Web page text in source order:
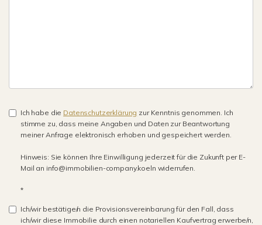
Ich habe die Datenschutzerklärung zur Kenntnis genommen. Ich
stimme zu, dass meine Angaben und Daten zur Beantwortung
meiner Anfrage elektronisch erhoben und gespeichert werden.
Hinweis: Sie können Ihre Einwilligung jederzeit für die Zukunft per E-
Mail an info@immobilien-company.koeln widerrufen.
*
Ich/wir bestätige/n die Provisionsvereinbarung für den Fall, dass
ich/wir diese Immobilie durch einen notariellen Kaufvertrag erwerbe/n,